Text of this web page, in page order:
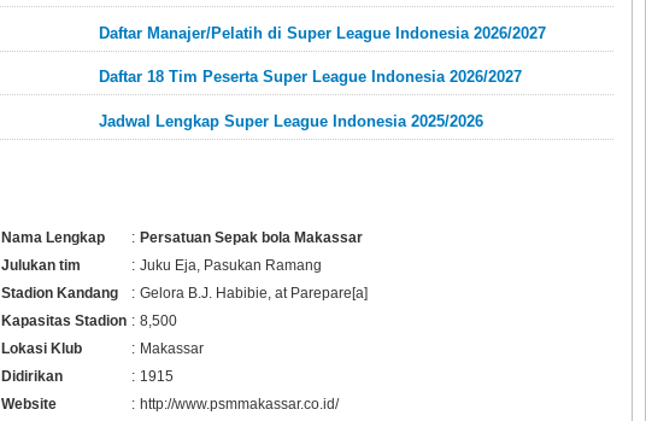
Daftar Manajer/Pelatih di Super League Indonesia 2026/2027
Daftar 18 Tim Peserta Super League Indonesia 2026/2027
Jadwal Lengkap Super League Indonesia 2025/2026
Nama Lengkap : Persatuan Sepak bola Makassar
Julukan tim
: Juku Eja, Pasukan Ramang
Stadion Kandang
: Gelora B.J. Habibie, at Parepare[a]
Kapasitas Stadion : 8,500
Lokasi Klub
: Makassar
Didirikan
: 1915
Website
: http://www.psmmakassar.co.id/